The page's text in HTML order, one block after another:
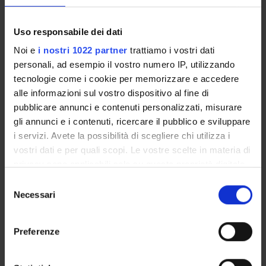
Uso responsabile dei dati
Noi e i nostri 1022 partner trattiamo i vostri dati
personali, ad esempio il vostro numero IP, utilizzando
tecnologie come i cookie per memorizzare e accedere
alle informazioni sul vostro dispositivo al fine di
pubblicare annunci e contenuti personalizzati, misurare
gli annunci e i contenuti, ricercare il pubblico e sviluppare
i servizi. Avete la possibilità di scegliere chi utilizza i
vostri dati e per quali scopi. Le vostre scelte in materia di
modificare o revocare il proprio consenso in qualsiasi
momento dalla Dichiarazione sui cookie o facendo clic
delNecessari
Preferenze
ORGANIZZAZIONE
GOVERNANCE
COMMISSIONI